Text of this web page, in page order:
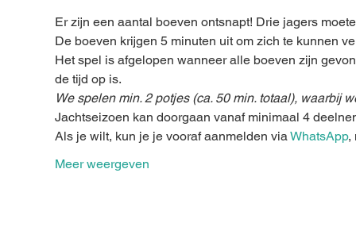
Er zijn een aantal boeven ontsnapt! Drie jagers
De boeven krijgen 5 minuten uit om zich te kunnen
Het spel is afgelopen wanneer alle boeven zijn
de tijd op is.
We spelen min. 2 potjes (ca. 50 min. totaal), waarbij
Jachtseizoen kan doorgaan vanaf minimaal 4
Als je wilt, kun je je vooraf aanmelden via WhatsApp,
Meer weergeven